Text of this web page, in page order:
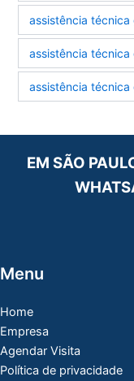
assistência
assistência
assistência
EM SÃO
Menu
Home
Empresa
Agendar Visita
Política de privacidade